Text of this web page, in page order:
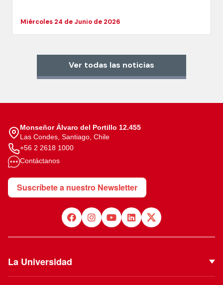
Miércoles 24 de Junio de 2026
Ver todas las noticias
Monseñor Álvaro del Portillo 12.455
Las Condes, Santiago, Chile
+56 2 2618 1000
Contáctanos
Suscríbete a nuestro Newsletter
La Universidad